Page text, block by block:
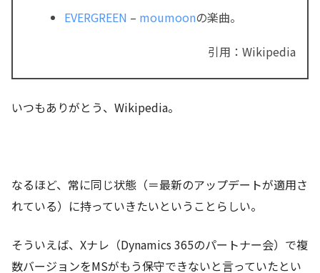
EVERGREEN – moumoonの楽曲。
引用：Wikipedia
いつもありがとう、Wikipedia。
なるほど、常に同じ状態（＝最新のアップデートが適用さ
れている）に持っていきたいということらしい。
そういえば、Xナレ（Dynamics 365のパートナー会）で複
数バージョンをMSがもう保守できないと言っていたとい